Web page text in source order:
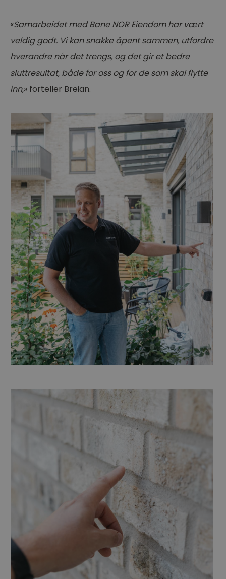
«Samarbeidet med Bane NOR Eiendom har vært
veldig godt. Vi kan snakke åpent sammen, utfordre
hverandre når det trengs, og det gir et bedre
sluttresultat, både for oss og for de som skal flytte
inn,» forteller Breian.